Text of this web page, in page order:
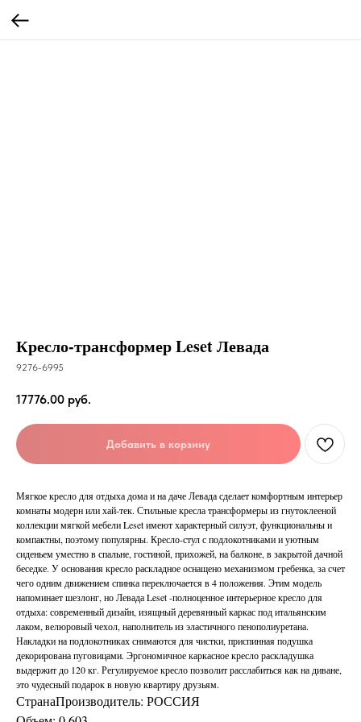
Кресло-трансформер Leset Левада
9276-6995
17776.00 руб.
Добавить в корзину
Мягкое кресло для отдыха дома и на даче Левада сделает комфортным интерьер
комнаты модерн или хай-тек. Стильные кресла трансформеры из гнутоклееной
коллекции мягкой мебели Leset имеют характерный силуэт, функциональны и
компактны, поэтому популярны. Кресло-стул с подлокотниками и уютным
сиденьем уместно в спальне, гостиной, прихожей, на балконе, в закрытой дачной
беседке. У основания кресло раскладное оснащено механизмом гребенка, за счет
чего одним движением спинка переключается в 4 положения. Этим модель
напоминает шезлонг, но Левада Leset -полноценное интерьерное кресло для
отдыха: современный дизайн, изящный деревянный каркас под итальянским
лаком, велюровый чехол, наполнитель из эластичного пенополиуретана.
Накладки на подлокотниках снимаются для чистки, приспинная подушка
декорирована пуговицами. Эргономичное каркасное кресло раскладушка
выдержит до 120 кг. Регулируемое кресло позволит расслабиться как на диване,
это чудесный подарок в новую квартиру друзьям.
СтранаПроизводитель: РОССИЯ